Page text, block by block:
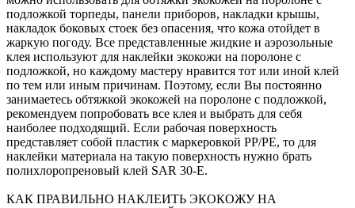
подложкой торпеды, панели приборов, накладки крышы,
накладок боковых стоек без опасения, что кожа отойдет в
жаркую погоду. Все представленные жидкие и аэрозольные
клея используют для наклейки экокожи на поролоне с
подложкой, но каждому мастеру нравится тот или иной клей
по тем или иным причинам. Поэтому, если Вы постоянно
занимаетесь обтяжкой экокожей на поролоне с подложкой,
рекомендуем попробовать все клея и выбрать для себя
наиболее подходящий. Если рабочая поверхность
представляет собой пластик с маркеровкой PP/PE, то для
наклейки материала на такую поверхность нужно брать
полихлоропреновый клей SAR 30-E.
КАК ПРАВИЛЬНО НАКЛЕИТЬ ЭКОКОЖУ НА